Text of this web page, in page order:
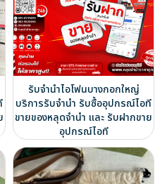
รับจำนำไอโฟนบางกอกใหญ่
บริการรับจำนำ รับซื้ออุปกรณ์ไอที
ขายของหลุดจำนำ และ รับฝากขาย
อุปกรณ์ไอที